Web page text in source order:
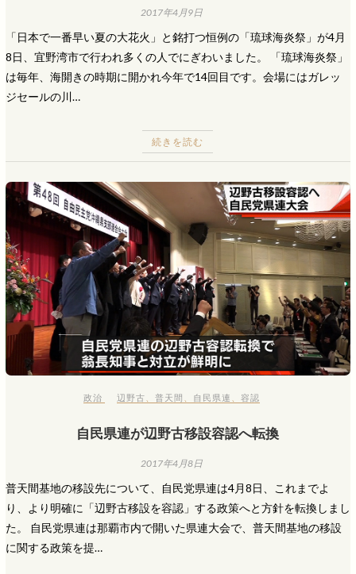
2017年4月9日
「日本で一番早い夏の大花火」と銘打つ恒例の「琉球海炎祭」が4月
8日、宜野湾市で行われ多くの人でにぎわいました。 「琉球海炎祭」
は毎年、海開きの時期に開かれ今年で14回目です。会場にはガレッ
ジセールの川…
続きを読む
政治 辺野古 、普天間 自民県連 、容認
自民県連が辺野古移設容認へ転換
2017年4月8日
普天間基地の移設先について、自民党県連は4月8日、これまでよ
り、より明確に「辺野古移設を容認」する政策へと方針を転換しまし
た。 自民党県連は那覇市内で開いた県連大会で、普天間基地の移設
に関する政策を提…